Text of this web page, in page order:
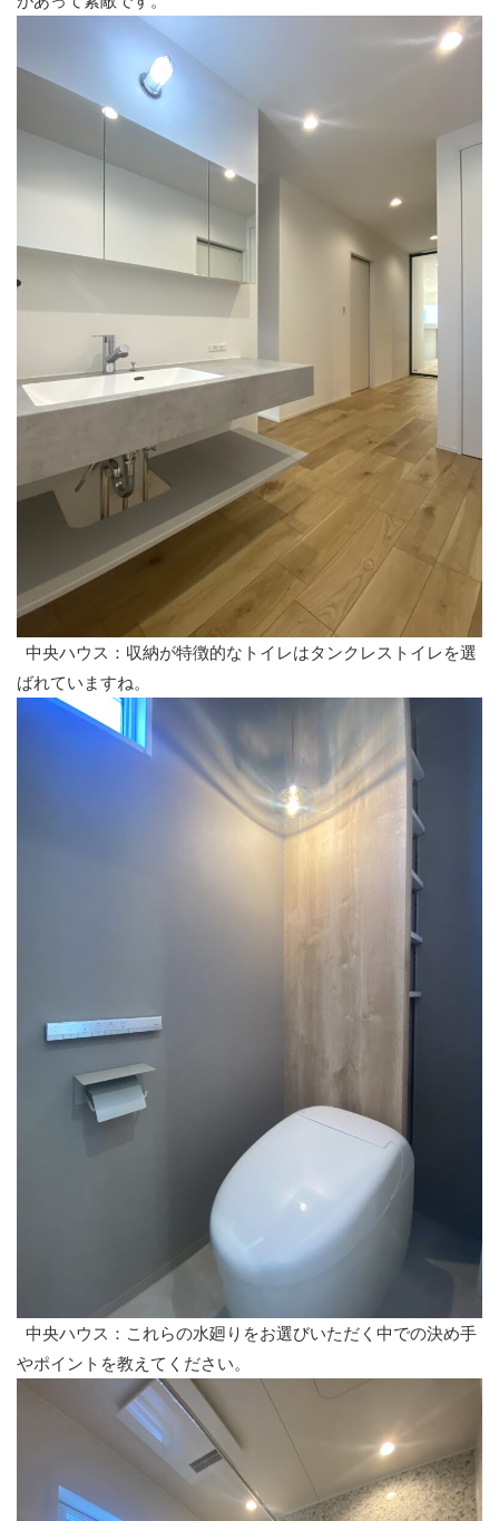
中央ハウス：収納が特徴的なトイレはタンクレストイレを選
ばれていますね。
中央ハウス：これらの水廻りをお選びいただく中での決め手
やポイントを教えてください。